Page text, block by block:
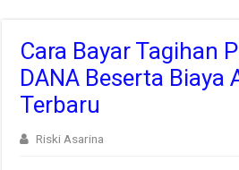
Cara Bayar Tagihan
DANA Beserta Biaya
Terbaru
Riski Asarina